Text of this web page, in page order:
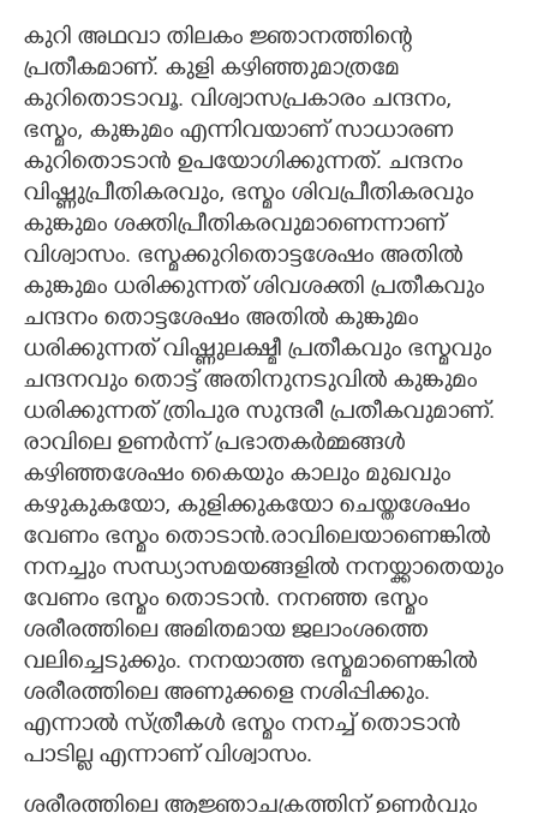
കുറി അഥവാ തിലകം ജ്ഞാനത്തിന്റെ
പ്രതീകമാണ്. കുളി കഴിഞ്ഞുമാത്രമേ
കുറിതൊടാവൂ. വിശ്വാസപ്രകാരം ചന്ദനം,
ഭസ്മം, കുങ്കുമം എന്നിവയാണ് സാധാരണ
കുറിതൊടാൻ ഉപയോഗിക്കുന്നത്. ചന്ദനം
വിഷ്ണുപ്രീതികരവും, ഭസ്മം ശിവപ്രീതികരവും
കുങ്കുമം ശക്തിപ്രീതികരവുമാണെന്നാണ്
വിശ്വാസം. ഭസ്മക്കുറിതൊട്ടശേഷം അതിൽ
കുങ്കുമം ധരിക്കുന്നത് ശിവശക്തി പ്രതീകവും
ചന്ദനം തൊട്ടശേഷം അതിൽ കുങ്കുമം
ധരിക്കുന്നത് വിഷ്ണുലക്ഷ്മീ പ്രതീകവും ഭസ്മവും
ചന്ദനവും തൊട്ട് അതിനുനടുവിൽ കുങ്കുമം
ധരിക്കുന്നത് ത്രിപുര സുന്ദരീ പ്രതീകവുമാണ്.
രാവിലെ ഉണർന്ന് പ്രഭാതകർമ്മങ്ങൾ
കഴിഞ്ഞശേഷം കൈയും കാലും മുഖവും
കഴുകുകയോ, കുളിക്കുകയോ ചെയ്തശേഷം
വേണം ഭസ്മം തൊടാൻ.രാവിലെയാണെങ്കിൽ
നനച്ചും സന്ധ്യാസമയങ്ങളിൽ നനയ്ക്കാതെയും
വേണം ഭസ്മം തൊടാൻ. നനഞ്ഞ ഭസ്മം
ശരീരത്തിലെ അമിതമായ ജലാംശത്തെ
വലിച്ചെടുക്കും. നനയാത്ത ഭസ്മമാണെങ്കിൽ
ശരീരത്തിലെ അണുക്കളെ നശിപ്പിക്കും.
എന്നാൽ സ്ത്രീകൾ ഭസ്മം നനച്ച് തൊടാൻ
പാടില്ല എന്നാണ് വിശ്വാസം.